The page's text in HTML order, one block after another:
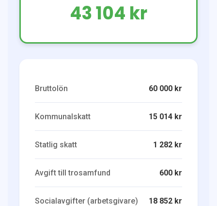
43 104 kr
Bruttolön 60 000 kr
Kommunalskatt 15 014 kr
Statlig skatt 1 282 kr
Avgift till trosamfund 600 kr
Socialavgifter (arbetsgivare) 18 852 kr